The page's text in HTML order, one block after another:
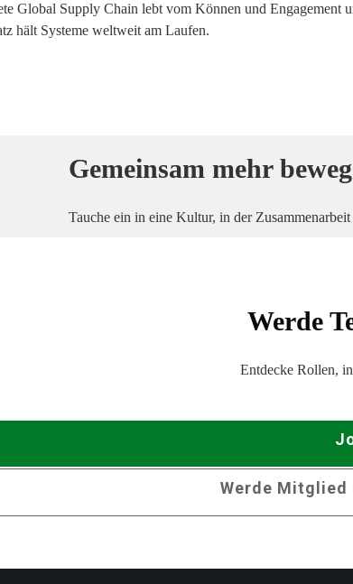
Global Supply Chain lebt vom Können und
hält Systeme weltweit am Laufen.
Gemeinsam mehr
Tauche ein in eine Kultur, in der
Werde
Entdecke Rollen,
Werde Mitglied